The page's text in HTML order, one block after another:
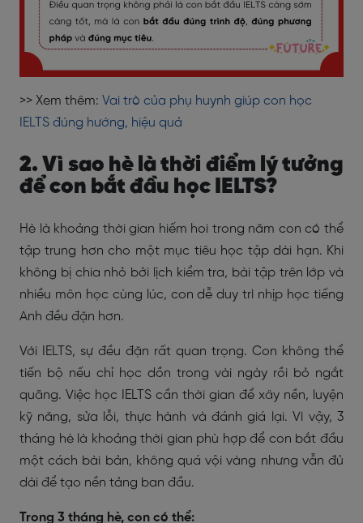
>> Xem thêm: Vai trò của phụ huynh giúp con học
IELTS đúng hướng, hiệu quả
2. Vì sao hè là thời điểm lý tưởng
để con bắt đầu học IELTS?
Hè là khoảng thời gian hiếm hoi trong năm con có thể
tập trung hơn cho một mục tiêu học tập dài hạn. Khi
không bị chia nhỏ bởi lịch kiểm tra, bài tập trên lớp và
nhiều môn học cùng lúc, con dễ duy trì nhịp học tiếng
Anh đều đặn hơn.
Với IELTS, sự đều đặn rất quan trọng. Con không thể
tiến bộ nếu chỉ học dồn trong vài ngày rồi bỏ ngắt
quãng. Việc học IELTS cần thời gian để xây nền, luyện
kỹ năng, sửa lỗi, thực hành và đánh giá lại. Vì vậy, 3
tháng hè là khoảng thời gian phù hợp để con bắt đầu
một cách bài bản, không quá vội vàng nhưng vẫn đủ
dài để tạo nền tảng ban đầu.
Trong 3 tháng hè, con có thể: